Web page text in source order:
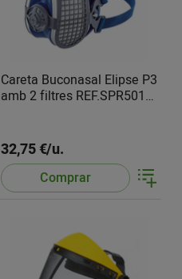
Careta Buconasal Elipse P3
amb 2 filtres REF.SPR501
32,75 €/u.
Comprar